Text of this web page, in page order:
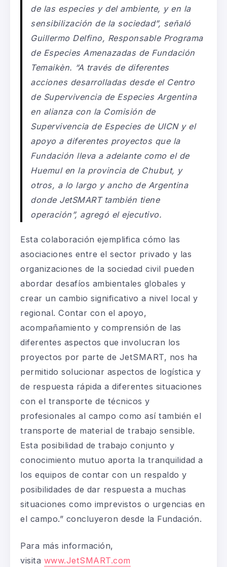
de las especies y del ambiente, y en la
sensibilización de la sociedad”, señaló
Guillermo Delfino, Responsable Programa
de Especies Amenazadas de Fundación
Temaikèn. “A través de diferentes
acciones desarrolladas desde el Centro
de Supervivencia de Especies Argentina
en alianza con la Comisión de
Supervivencia de Especies de UICN y el
apoyo a diferentes proyectos que la
Fundación lleva a adelante como el de
Huemul en la provincia de Chubut, y
otros, a lo largo y ancho de Argentina
donde JetSMART también tiene
operación”, agregó el ejecutivo.
Esta colaboración ejemplifica cómo las
asociaciones entre el sector privado y las
organizaciones de la sociedad civil pueden
abordar desafíos ambientales globales y
crear un cambio significativo a nivel local y
regional. Contar con el apoyo,
acompañamiento y comprensión de las
diferentes aspectos que involucran los
proyectos por parte de JetSMART, nos ha
permitido solucionar aspectos de logística y
de respuesta rápida a diferentes situaciones
con el transporte de técnicos y
profesionales al campo como así también el
transporte de material de trabajo sensible.
Esta posibilidad de trabajo conjunto y
conocimiento mutuo aporta la tranquilidad a
los equipos de contar con un respaldo y
posibilidades de dar respuesta a muchas
situaciones como imprevistos o urgencias en
el campo.” concluyeron desde la Fundación.
Para más información,
visita www.JetSMART.com